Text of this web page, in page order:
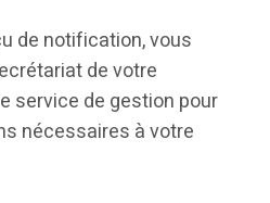
de notification, vous
de votre
service de gestion pour
nécessaires à votre